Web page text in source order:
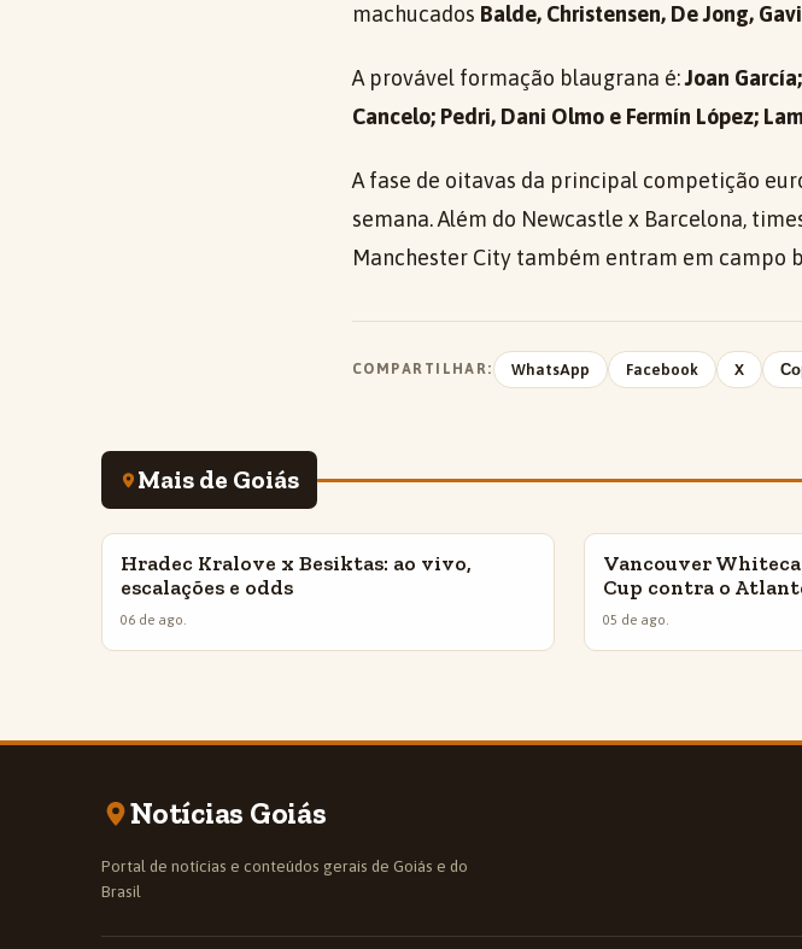
machucados Balde, Christensen, De Jong,
A provável formação blaugrana é:Joan
Cancelo; Pedri, Dani Olmo e Fermín López;
A fase de oitavas da principal competição
semana. Além do Newcastle x Barcelona,
Manchester City também entram em campo
COMPARTILHAR: WhatsApp Facebook X
Mais de Goiás
INSIGHTS
Hradec Kralove x Besiktas: ao vivo,
escalações e odds
06 de ago.
INSIGHTS
Vancouver
Cup contra o
05 de ago.
Notícias Goiás
Portal de notícias e conteúdos gerais de Goiás e do
Brasil